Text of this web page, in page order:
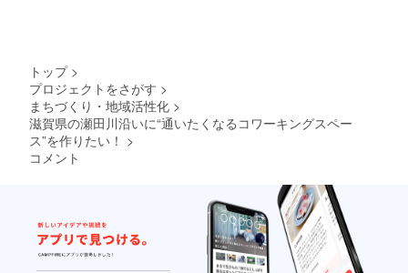
さい。
トップ >
プロジェクトをさがす >
まちづくり・地域活性化 >
滋賀県の瀬田川沿いに“通いたくなるコワーキングスペー
ス”を作りたい！ >
コメント